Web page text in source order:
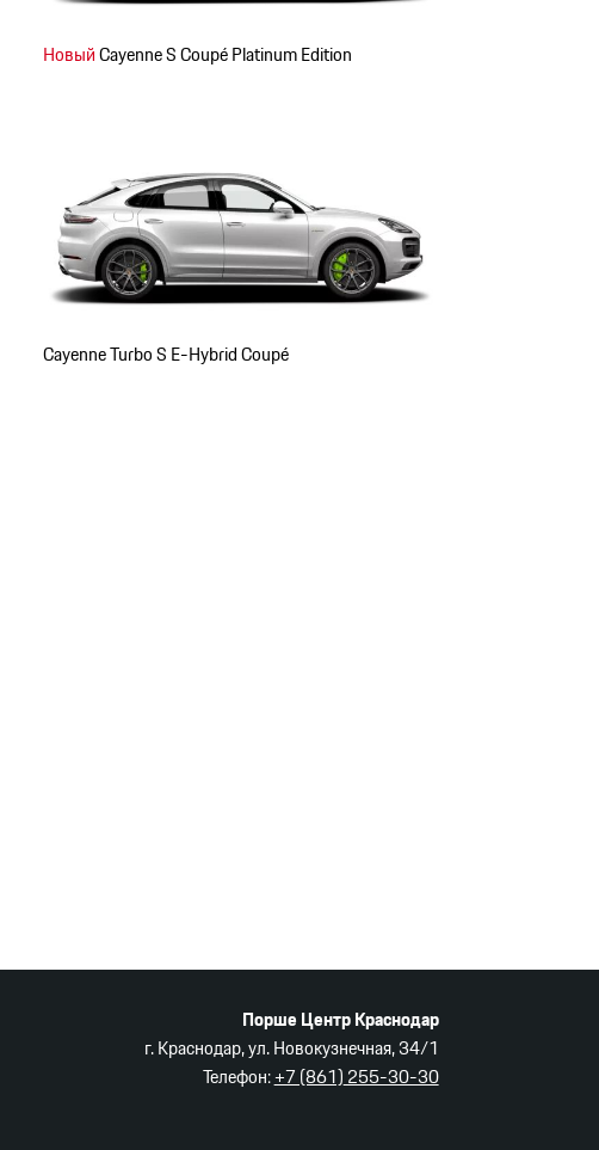
НовыйCayenne S Coupé Platinum Edition
Cayenne Turbo S E-Hybrid Coupé
Порше Центр Краснодар
г. Краснодар, ул. Новокузнечная, 34/1
Телефон:+7 (861)255-30-30